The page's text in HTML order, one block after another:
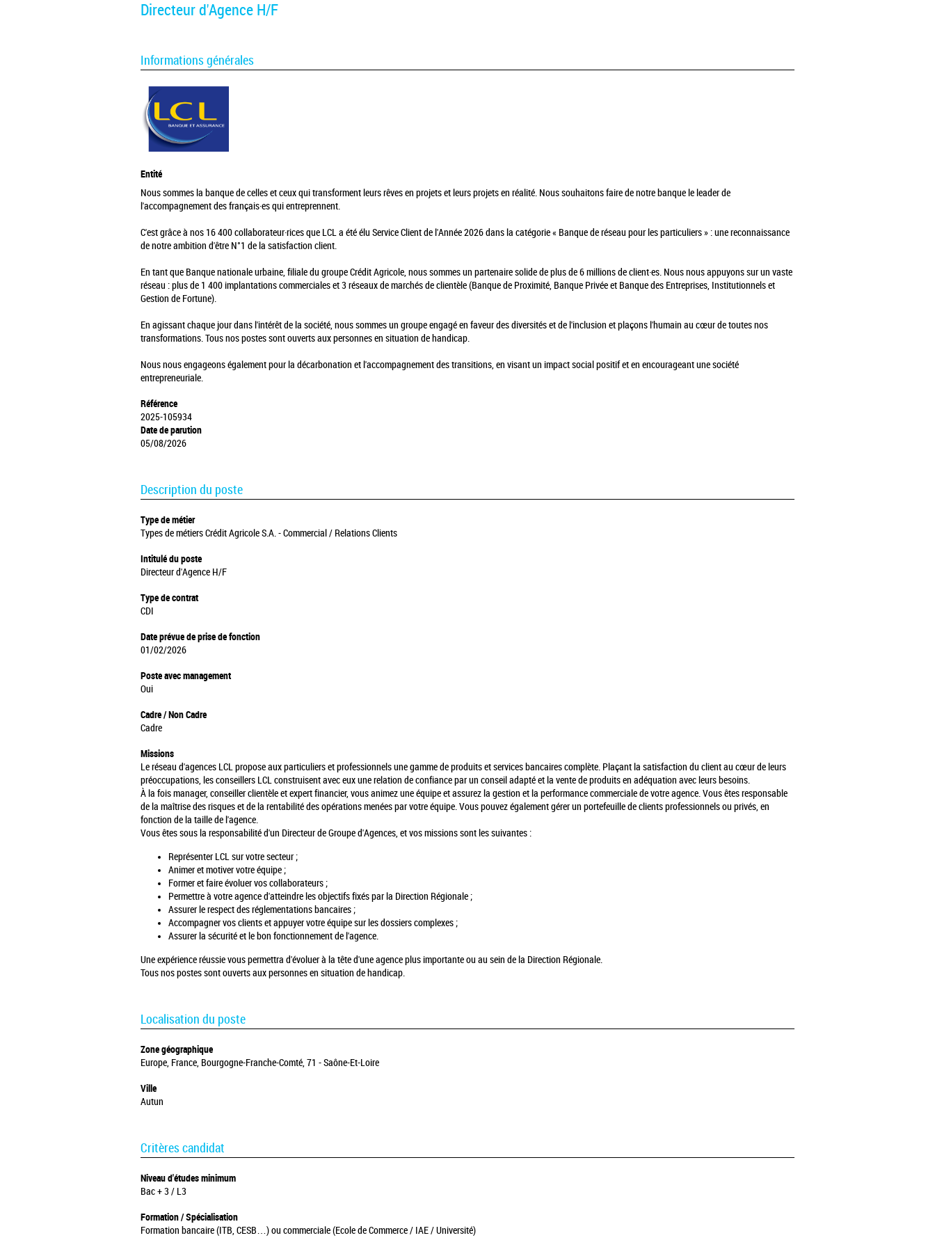
Directeur d'Agence H/F
Informations générales
Entité
Nous sommes la banque de celles et ceux qui transforment leurs rêves en projets et leurs projets en réalité. Nous souhaitons faire de notre banque le leader de
l'accompagnement des français·es qui entreprennent.
C'est grâce à nos 16 400 collaborateur·rices que LCL a été élu Service Client de l'Année 2026 dans la catégorie « Banque de réseau pour les particuliers » : une reconnaissance
de notre ambition d'être N°1 de la satisfaction client.
En tant que Banque nationale urbaine, filiale du groupe Crédit Agricole, nous sommes un partenaire solide de plus de 6 millions de client·es. Nous nous appuyons sur un vaste
réseau : plus de 1 400 implantations commerciales et 3 réseaux de marchés de clientèle (Banque de Proximité, Banque Privée et Banque des Entreprises, Institutionnels et
Gestion de Fortune).
En agissant chaque jour dans l'intérêt de la société, nous sommes un groupe engagé en faveur des diversités et de l'inclusion et plaçons l'humain au cœur de toutes nos
transformations. Tous nos postes sont ouverts aux personnes en situation de handicap.
Nous nous engageons également pour la décarbonation et l'accompagnement des transitions, en visant un impact social positif et en encourageant une société
entrepreneuriale.
Référence
2025-105934
Date de parution
05/08/2026
Description du poste
Type de métier
Types de métiers Crédit Agricole S.A. - Commercial / Relations Clients
Intitulé du poste
Directeur d'Agence H/F
Type de contrat
CDI
Date prévue de prise de fonction
01/02/2026
Poste avec management
Oui
Cadre / Non Cadre
Cadre
Missions
Le réseau d'agences LCL propose aux particuliers et professionnels une gamme de produits et services bancaires complète. Plaçant la satisfaction du client au cœur de leurs
préoccupations, les conseillers LCL construisent avec eux une relation de confiance par un conseil adapté et la vente de produits en adéquation avec leurs besoins.
À la fois manager, conseiller clientèle et expert financier, vous animez une équipe et assurez la gestion et la performance commerciale de votre agence. Vous êtes responsable
de la maîtrise des risques et de la rentabilité des opérations menées par votre équipe. Vous pouvez également gérer un portefeuille de clients professionnels ou privés, en
fonction de la taille de l'agence.
Vous êtes sous la responsabilité d'un Directeur de Groupe d'Agences, et vos missions sont les suivantes :
Représenter LCL sur votre secteur ;
Animer et motiver votre équipe ;
Former et faire évoluer vos collaborateurs ;
Permettre à votre agence d'atteindre les objectifs fixés par la Direction Régionale ;
Assurer le respect des réglementations bancaires ;
Accompagner vos clients et appuyer votre équipe sur les dossiers complexes ;
Assurer la sécurité et le bon fonctionnement de l'agence.
Une expérience réussie vous permettra d'évoluer à la tête d'une agence plus importante ou au sein de la Direction Régionale.
Tous nos postes sont ouverts aux personnes en situation de handicap.
Localisation du poste
Zone géographique
Europe, France, Bourgogne-Franche-Comté, 71 - Saône-Et-Loire
Ville
Autun
Critères candidat
Niveau d'études minimum
Bac + 3 / L3
Formation / Spécialisation
Formation bancaire (ITB, CESB…) ou commerciale (Ecole de Commerce / IAE / Université)